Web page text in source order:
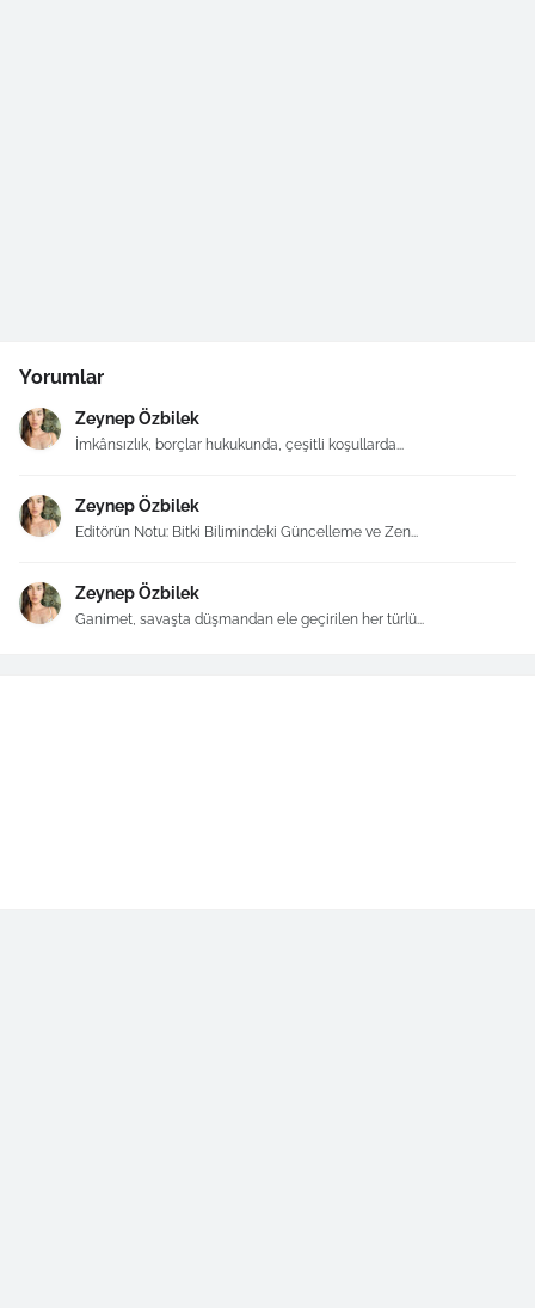
Yorumlar
Zeynep Özbilek
İmkânsızlık, borçlar hukukunda, çeşitli koşullarda...
Zeynep Özbilek
Editörün Notu: Bitki Bilimindeki Güncelleme ve Zen...
Zeynep Özbilek
Ganimet, savaşta düşmandan ele geçirilen her türlü...